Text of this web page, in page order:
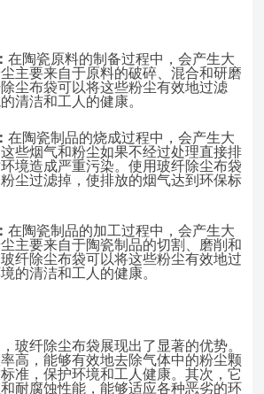
在陶瓷原料的制备过程中，会产生大
主要来自于原料的破碎、混合和研磨
尘布袋可以将这些粉尘有效地过滤
清洁和工人的健康。
在陶瓷制品的烧成过程中，会产生大
些烟气和粉尘如果不经过处理直接排
境造成严重污染。使用玻纤除尘布袋
尘过滤掉，使排放的烟气达到环保标
在陶瓷制品的加工过程中，会产生大
主要来自于陶瓷制品的切割、磨削和
纤除尘布袋可以将这些粉尘有效地过
的清洁和工人的健康。
玻纤除尘布袋展现出了显著的优势。
高，能够有效地去除气体中的粉尘颗
准，保护环境和工人健康。其次，它
耐腐蚀性能，能够适应各种恶劣的环